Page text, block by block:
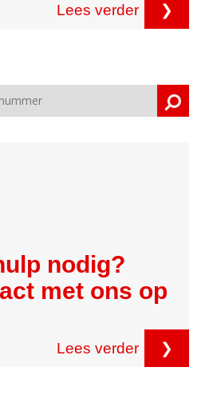
Lees verder ❯
nodig?
met ons op
Lees verder ❯